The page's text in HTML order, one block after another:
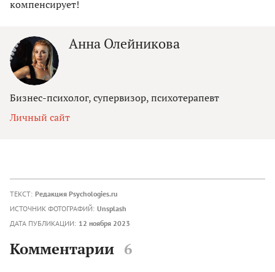
компенсирует!
Анна Олейникова
Бизнес-психолог, супервизор, психотерапевт
Личный сайт
ТЕКСТ: Редакция Psychologies.ru
ИСТОЧНИК ФОТОГРАФИЙ: Unsplash
ДАТА ПУБЛИКАЦИИ: 12 ноября 2023
Комментарии 6